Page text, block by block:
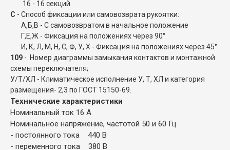
16 - 16 секций.
С - Способ фиксации или самовозврата рукоятки:
А,Б,В - С самовозвратом в начальное положение
Г,Е,Ж - Фиксация на положениях через 90°
И, К, Л, М, Н, С, Ф, У, Х - Фиксация на положениях через 45°
109 - Номер диаграммы замыкания контактов и монтажной
схемы переключателя;
У/Т/ХЛ - Климатическое исполнение У, Т, ХЛ и категория
размещения- 2,3 по ГОСТ 15150-69.
Технические характеристики
Номинальный ток 16 А
Номинальное напряжение, частотой 50 и 60 Гц
- постоянного тока 440 В
- переменного тока 380 В